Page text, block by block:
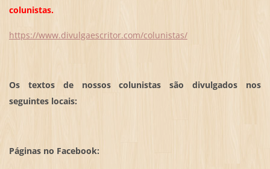
colunistas.
https://www.divulgaescritor.com/colunistas/
Os textos de nossos colunistas são divulgados nos
seguintes locais:
Páginas no Facebook: